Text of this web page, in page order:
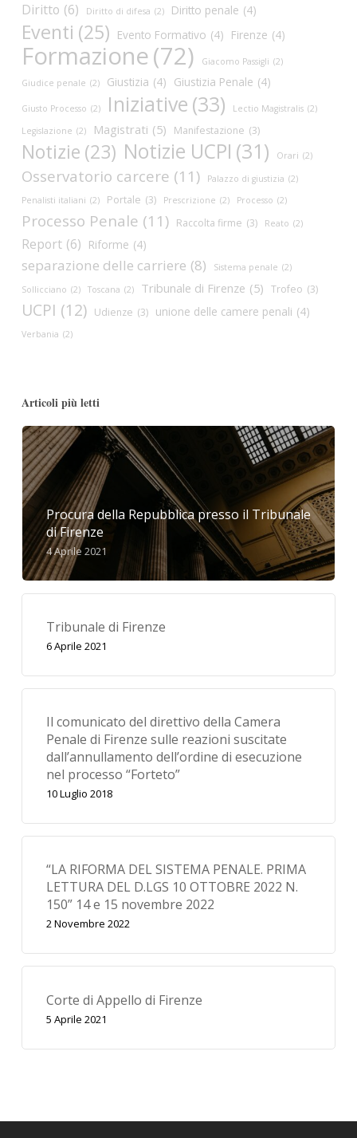
Diritto (6) Diritto di difesa (2) Diritto penale (4)
Eventi (25) Evento Formativo (4) Firenze (4)
Formazione(72) Giacomo Passigli (2)
Giudice penale (2) Giustizia (4) Giustizia Penale (4)
Giusto Processo (2) Iniziative (33) Lectio Magistralis (2)
Legislazione (2) Magistrati (5) Manifestazione (3)
Notizie (23) Notizie UCPI (31) Orari (2)
Osservatorio carcere (11) Palazzo di giustizia (2)
Penalisti italiani (2) Portale (3) Prescrizione (2) Processo (2)
Processo Penale (11) Raccolta firme (3) Reato (2)
Report (6) Riforme (4)
separazione delle carriere (8) Sistema penale (2)
Sollicciano (2) Toscana (2) Tribunale di Firenze (5) Trofeo (3)
UCPI (12) Udienze (3) unione delle camere penali (4)
Verbania (2)
Articoli più letti
Procura della Repubblica presso il Tribunale
di Firenze
4 Aprile 2021
Tribunale di Firenze
6 Aprile 2021
Il comunicato del direttivo della Camera
Penale di Firenze sulle reazioni suscitate
dall’annullamento dell’ordine di esecuzione
nel processo “Forteto”
10 Luglio 2018
“LA RIFORMA DEL SISTEMA PENALE. PRIMA
LETTURA DEL D.LGS 10 OTTOBRE 2022 N.
150” 14 e 15 novembre 2022
2 Novembre 2022
Corte di Appello di Firenze
5 Aprile 2021